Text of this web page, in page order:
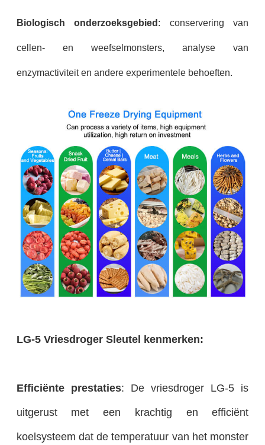
Biologisch onderzoeksgebied : conservering van
cellen- en weefselmonsters, analyse van
enzymactiviteit en andere experimentele behoeften.
LG-5 Vriesdroger Sleutel kenmerken:
Efficiënte prestaties: De vriesdroger LG-5 is
uitgerust met een krachtig en efficiënt
koelsysteem dat de temperatuur van het monster